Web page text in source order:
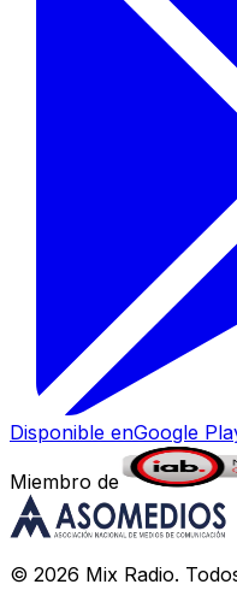
Disponible enGoogle
Miembro de
© 2026 Mix Radio.